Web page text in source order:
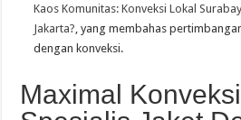
Kaos Komunitas: Konveksi Lokal
Jakarta? , yang membahas
dengan konveksi.
Maximal